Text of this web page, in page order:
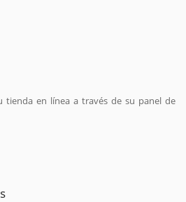
tienda en línea a través de su panel de